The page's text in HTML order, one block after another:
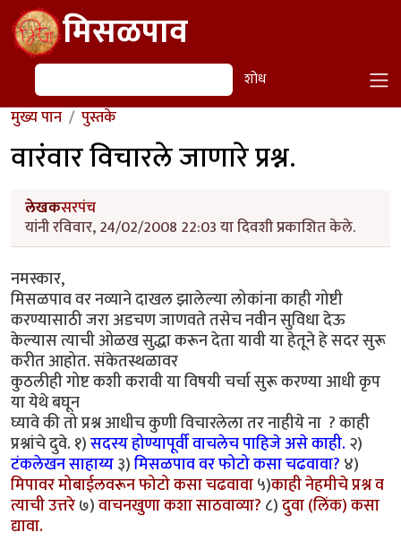
Skip to main contentमिसळपाव
शोध शोध
मुख्य पान पुस्तके
वारंवार विचारले जाणारे प्रश्न.
लेखकसरपंच
यांनी रविवार, 24/02/2008 22:03 या दिवशी प्रकाशित केले.
नमस्कार,
मिसळपाव वर नव्याने दाखल झालेल्या लोकांना काही गोष्टी
करण्यासाठी जरा अडचण जाणवते तसेच नवीन सुविधा देऊ
केल्यास त्याची ओळख सुद्धा करून देता यावी या हेतूने हे सदर सुरू
करीत आहोत. संकेतस्थळावर
कुठलीही गोष्ट कशी करावी या विषयी चर्चा सुरू करण्या आधी कृप
या येथे बघून
घ्यावे की तो प्रश्न आधीच कुणी विचारलेला तर नाहीये ना ? काही
प्रश्नांचे दुवे. १)सदस्य होण्यापूर्वी वाचलेच पाहिजे असे काही.२)
टंकलेखन साहाय्य३)मिसळपाव वर फोटो कसा चढवावा?४)
मिपावर मोबाईलवरून फोटो कसा चढवावा५)काही नेहमीचे प्रश्न व
त्याची उत्तरे७)वाचनखुणा कशा साठवाव्या?८)दुवा (लिंक) कसा
द्यावा.